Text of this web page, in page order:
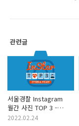
관련글
서울경찰 Instagram
월간 사진 TOP 3 -
2022년 2월호
2022.02.24